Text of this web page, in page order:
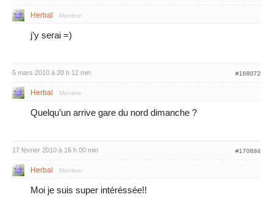
Herbal Membre
j’y serai =)
5 mars 2010 à 20 h 12 min #168072
Herbal Membre
Quelqu’un arrive gare du nord dimanche ?
17 février 2010 à 16 h 00 min #170884
Herbal Membre
Moi je suis super intéréssée!!